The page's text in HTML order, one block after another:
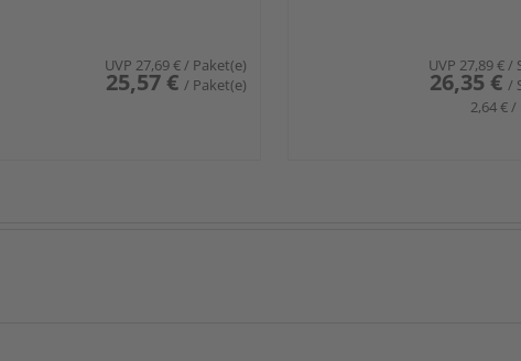
UVP 27,69 €/ Paket(e)
25,57 € / Paket(e)
UVP 27,89 €/
26,35 € /
2,64 € /